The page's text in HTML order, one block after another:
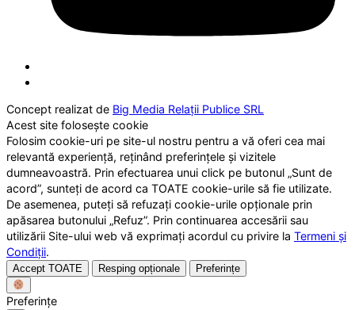
Concept realizat de Big Media Relații Publice SRL
Acest site folosește cookie
Folosim cookie-uri pe site-ul nostru pentru a vă oferi cea mai
relevantă experiență, reținând preferințele și vizitele
dumneavoastră. Prin efectuarea unui click pe butonul „Sunt de
acord”, sunteți de acord ca TOATE cookie-urile să fie utilizate.
De asemenea, puteți să refuzați cookie-urile opționale prin
apăsarea butonului „Refuz”. Prin continuarea accesării sau
utilizării Site-ului web vă exprimați acordul cu privire la Termeni și
Condiții.
Accept TOATE Resping opționale Preferințe
Preferințe